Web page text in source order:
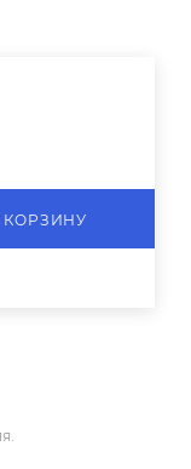
КОРЗИНУ